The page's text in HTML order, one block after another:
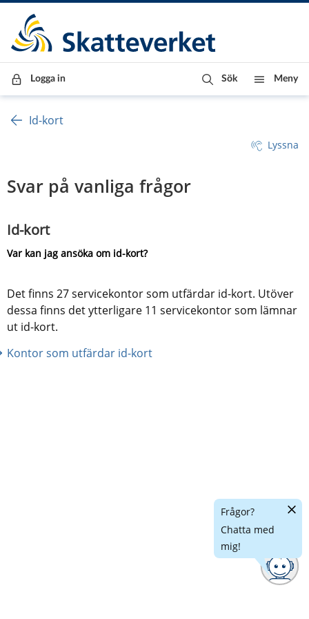
Till innehåll
Till navigationen
Till chattrobot
Logga in Sök Meny
Id-kort
Lyssna
Svar på vanliga frågor
Id-kort
Var kan jag ansöka om id-kort?
Det finns 27 servicekontor som utfärdar id-kort. Utöver
dessa finns det ytterligare 11 servicekontor som lämnar
ut id-kort.
Kontor som utfärdar id-kort
Frågor?
Chatta med
mig!
Dölj